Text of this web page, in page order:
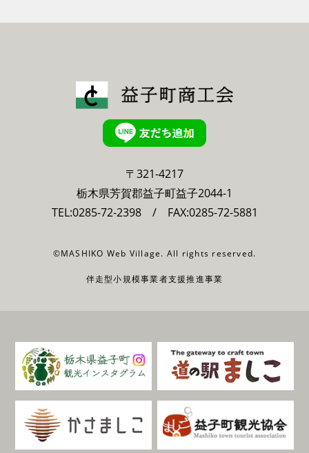
〒321-4217
栃木県芳賀郡益子町益子2044-1
TEL:0285-72-2398/ FAX:0285-72-5881
©MASHIKO Web Village. All rights reserved.
伴走型小規模事業者支援推進事業